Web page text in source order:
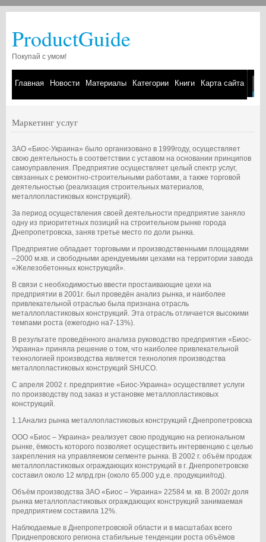
ProductGuide
Покупай с умом!
Главная Новости Материалы Категории Книги Карта сайта
Маркетинг услуг
ЗАО «Биос-Украина» было организовано в 1999году, осуществляет
свою деятельность в соответствии с уставом на основании принципов
самоуправления. Предприятие осуществляет целый спектр услуг,
связанных с ремонтно-строительными работами, а также торговой
деятельностью (реализация строительных материалов,
металлопластиковых конструкций).
За период осуществления своей деятельности предприятие заняло
одну из приоритетных позиций на строительном рынке города
Днепропетровска, заняв третье место по доли рынка.
Предприятие обладает торговыми и производственными площадями
–2000 м.кв. и свободными арендуемыми цехами на территории завода
«Железобетонных конструкций».
В связи с необходимостью ввести простаивающие цехи на
предприятии в 2001г. был проведён анализ рынка, и наиболее
привлекательной отраслью была признана отрасль
металлопластиковых конструкций. Эта отрасль отличается высокими
темпами роста (ежегодно на7-13%).
В результате проведённого анализа руководство предприятия «Биос-
Украина» приняла решение о том, что наиболее привлекательной
технологией производства является технология производства
металлопластиковых конструкций SHUCO.
С апреля 2002 г. предприятие «Биос-Украина» осуществляет услуги
по производству под заказ и установке металлопластиковых
конструкций.
1.1Анализ рынка металлопластиковых конструкций г.Днепропетровска
ООО «Биос – Украина» реализует свою продукцию на региональном
рынке, ёмкость которого позволяет осуществить интервенцию с целью
закрепления на управляемом сегменте рынка. В 2002 г. объём продаж
металлопластиковых ограждающих конструкций в г. Днепропетровске
составил около 12 млрд.грн (около 65.000 у.д.е. продукции/год).
Объём производства ЗАО «Биос – Украина» 22584 м. кв. В 2002г доля
рынка металлопластиковых ограждающих конструкций занимаемая
предприятием составила 12%.
Наблюдаемые в Днепропетровской области и в масштабах всего
Приднепровского региона стабильные тенденции роста объёмов